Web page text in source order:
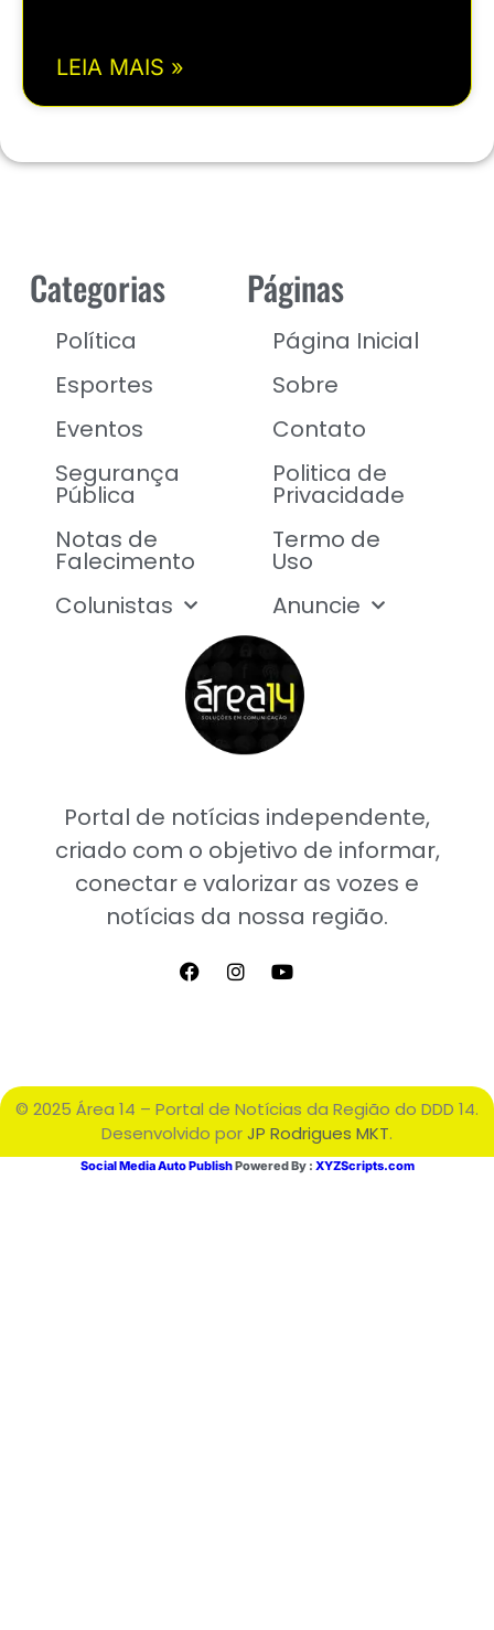
LEIA MAIS »
Portal de notícias independente,
criado com o objetivo de informar,
conectar e valorizar as vozes e
notícias da nossa região.
Categorias
Política
Esportes
Eventos
Segurança
Pública
Notas de
Falecimento
Colunistas
Páginas
Página Inicial
Sobre
Contato
Politica de
Privacidade
Termo de
Uso
Anuncie
© 2025 Área 14 – Portal de Notícias da Região do DDD 14.
Desenvolvido porJP Rodrigues MKT.
Social Media Auto PublishPowered By : XYZScripts.com